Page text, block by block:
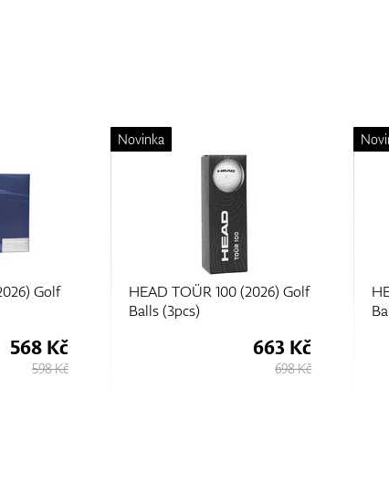
Golf
663 Kč
698 Kč
HEAD TOÜR 70 (2026) Golf
Balls (3pcs)
Novinka
568 Kč
598 Kč